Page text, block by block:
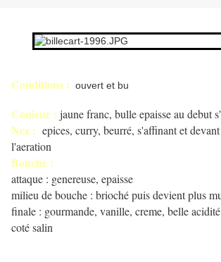
Conditions : ouvert et bu
Couleur : jaune franc, bulle epaisse au debut
Nez : epices, curry, beurré, s'affinant et
l'aeration
Bouche :
attaque : genereuse, epaisse
milieu de bouche : brioché puis devient plus
finale : gourmande, vanille, creme, belle
coté salin